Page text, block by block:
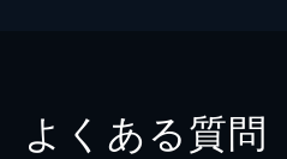
よくある質問